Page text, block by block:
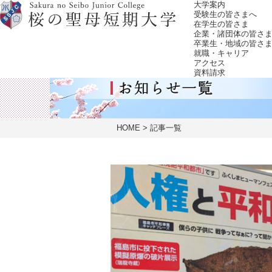
大学案内
受験生の皆さまへ
在学生の皆さま
企業・諸団体の皆さま
卒業生・地域の皆さま
就職・キャリア
アクセス
資料請求
HOME 記事一覧